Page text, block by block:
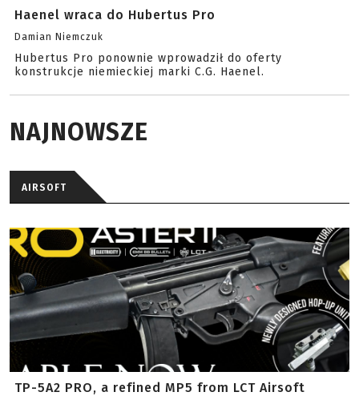
Haenel wraca do Hubertus Pro
Damian Niemczuk
Hubertus Pro ponownie wprowadził do oferty
konstrukcje niemieckiej marki C.G. Haenel.
NAJNOWSZE
AIRSOFT
TP-5A2 PRO, a refined MP5 from LCT Airsoft